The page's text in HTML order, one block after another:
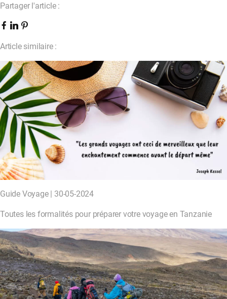
Partager l'article :
Article similaire :
Guide Voyage | 30-05-2024
Toutes les formalités pour préparer votre voyage en Tanzanie